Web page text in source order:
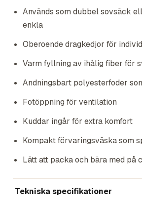
Används som dubbel sovsäck
enkla
Oberoende dragkedjor för
Varm fyllning av ihålig fiber för
Andningsbart polyesterfoder
Fotöppning för ventilation
Kuddar ingår för extra komfort
Kompakt förvaringsväska som
Lätt att packa och bära med på
Tekniska specifikationer